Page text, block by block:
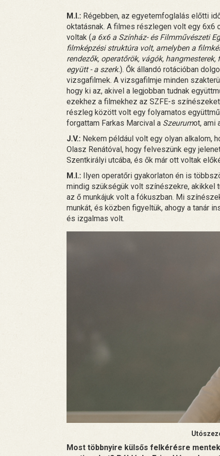
M.I.: Régebben, az egyetemfoglalás előtti
oktatásnak. A filmes részlegen volt egy
voltak (a 6x6 a Színház- és Filmművészeti
filmképzési struktúra volt, amelyben a
rendezők, operatőrök, vágók,
együtt - a szerk.). Ők állandó rotációban
vizsgafilmek. A vizsgafilmje minden
hogy ki az, akivel a legjobban tudnak
ezekhez a filmekhez az SZFE-s
részleg között volt egy folyamatos
forgattam Farkas Marcival a Szeurumot, ami
J.V.: Nekem például volt egy olyan alkalom,
Olasz Renátóval, hogy felveszünk egy
Szentkirályi utcába, és ők már ott voltak
M.I.: Ilyen operatőri gyakorlaton én is
mindig szükségük volt színészekre, akikkel
az ő munkájuk volt a fókuszban. Mi
munkát, és közben figyeltük, ahogy a tanár
és izgalmas volt.
Most többnyire külsős felkérésre